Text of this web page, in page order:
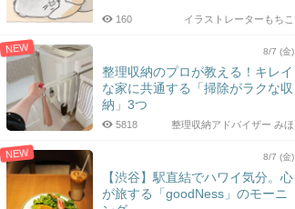
イラストレーターもちこ
160
NEW 8/7 (金)
整理収納のプロが教える！キレイ
な家に共通する「掃除がラクな収
納」3つ
整理収納アドバイザー みほ
5818
NEW 8/7 (金)
【渋谷】駅直結でハワイ気分。心
が旅する「goodNess」のモーニ